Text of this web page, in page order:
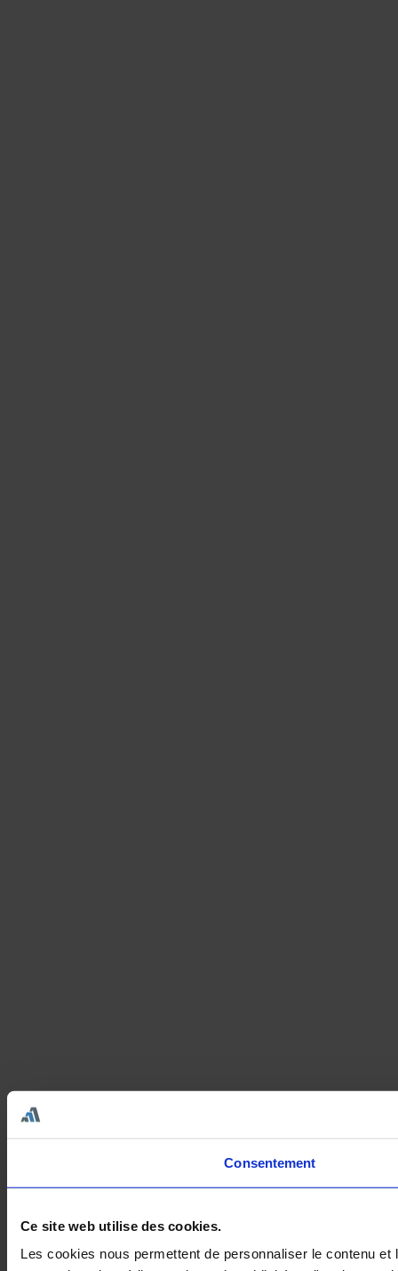
Consentement
Ce site web utilise des cookies.
Les cookies nous permettent de personnaliser le contenu